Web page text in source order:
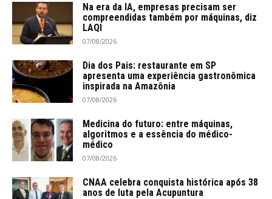
Na era da IA, empresas precisam ser
compreendidas também por máquinas, diz
LAQI
07/08/2026
Dia dos Pais: restaurante em SP
apresenta uma experiência gastronômica
inspirada na Amazônia
07/08/2026
Medicina do futuro: entre máquinas,
algoritmos e a essência do médico-
médico
07/08/2026
CNAA celebra conquista histórica após 38
anos de luta pela Acupuntura